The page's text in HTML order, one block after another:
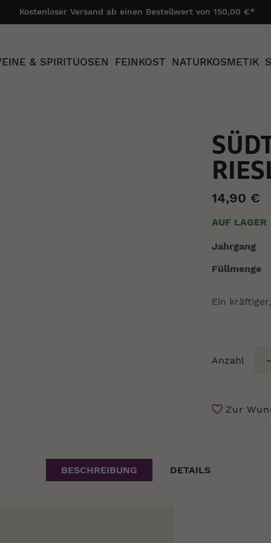
Kostenloser Versand ab einen Bestellwert von 150,00 €*
& SPIRITUOSEN FEINKOST NATURKOSMETIK
14,90 €
AUF LAGER
Mehr
Jahrgang
Füllmenge
Ein
Anzahl
Zur
BESCHREIBUNG DETAILS